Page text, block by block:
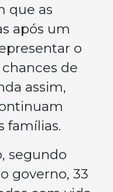
que as
após um
o
de
assim,
famílias.
segundo
governo, 33